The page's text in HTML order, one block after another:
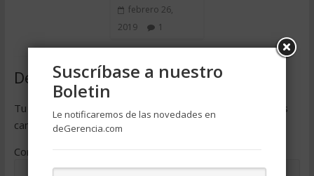
febrero 26,
2019
1
Deja una respuesta
Tu dirección de correo electrónico no será publicada.
Los
campos obligatorios están marcados con
Comentario
Suscríbase a nuestro
Boletin
Le notificaremos de las novedades en
deGerencia.com